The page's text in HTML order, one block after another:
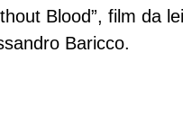
Blood”, film da
Baricco.